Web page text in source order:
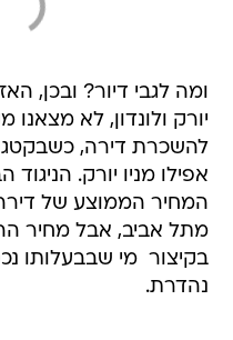
ומה לגבי דיור? ובכן,
יורק ולונדון, לא
להשכרת דירה,
אפילו מניו יורק.
בקיצור  מי
נהדרת.